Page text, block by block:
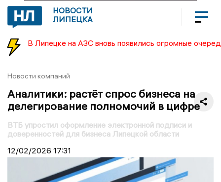
НОВОСТИ
ЛИПЕЦКА
В Липецке на АЗС вновь появились огромные
Новости компаний
Аналитики: растёт спрос бизнеса на
делегирование полномочий в цифре
ВТБ упростил оформление электронной подписи и
доверенностей для бизнеса Липецкой области
12/02/2026 17:31